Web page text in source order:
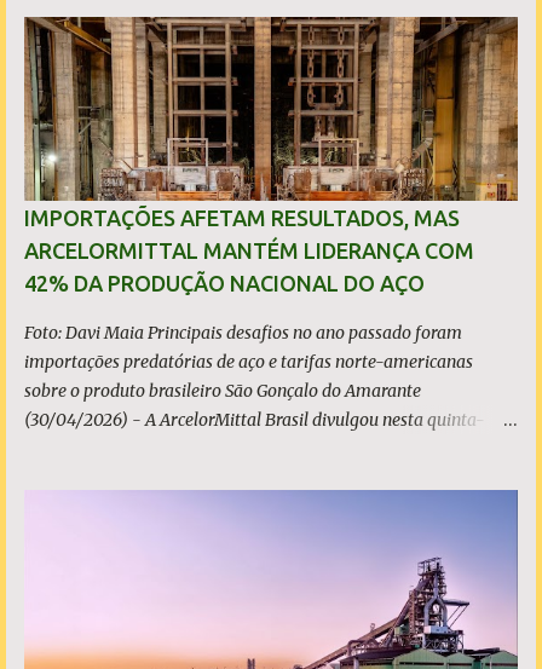
i
o
s
IMPORTAÇÕES AFETAM RESULTADOS, MAS
ARCELORMITTAL MANTÉM LIDERANÇA COM
42% DA PRODUÇÃO NACIONAL DO AÇO
Foto: Davi Maia Principais desafios no ano passado foram
importações predatórias de aço e tarifas norte-americanas
sobre o produto brasileiro São Gonçalo do Amarante
(30/04/2026) - A ArcelorMittal Brasil divulgou nesta quinta-
e operacionais da organização e de todo o setor do aço brasileiro.
Ainda assim, a empresa manteve-se como líder no Brasil, com
42% da produção nacional de aço bruto, os investimentos
programados e permaneceu firme em seus valores de segurança,